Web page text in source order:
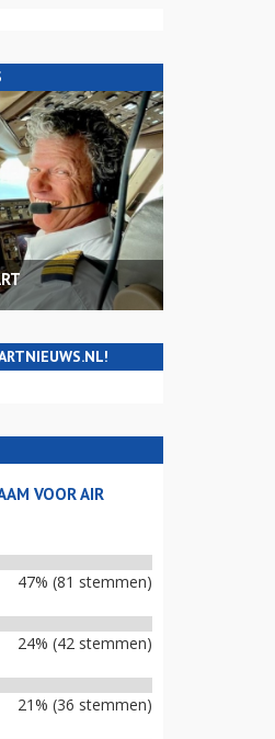
VOOR AIR
47% (81 stemmen)
24% (42 stemmen)
21% (36 stemmen)